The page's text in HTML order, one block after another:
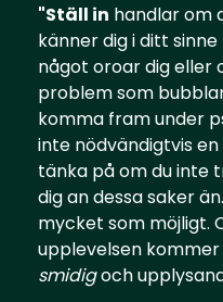
"Ställ in handlar om
känner dig i ditt sinne
något oroar dig eller
problem som
komma fram under
inte nödvändigtvis en
tänka på om du inte
dig an dessa saker
mycket som möjligt.
upplevelsen
smidigoch